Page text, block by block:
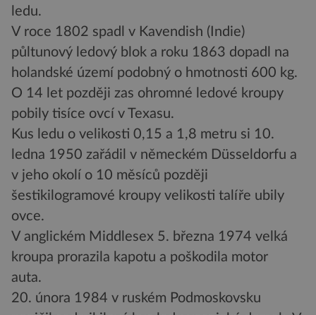
ledu.
V roce 1802 spadl v Kavendish (Indie)
půltunový ledový blok a roku 1863 dopadl na
holandské území podobný o hmotnosti 600 kg.
O 14 let později zas ohromné ledové kroupy
pobily tisíce ovcí v Texasu.
Kus ledu o velikosti 0,15 a 1,8 metru si 10.
ledna 1950 zařádil v německém Düsseldorfu a
v jeho okolí o 10 měsíců později
šestikilogramové kroupy velikosti talíře ubily
ovce.
V anglickém Middlesex 5. března 1974 velká
kroupa prorazila kapotu a poškodila motor
auta.
20. února 1984 v ruském Podmoskovsku